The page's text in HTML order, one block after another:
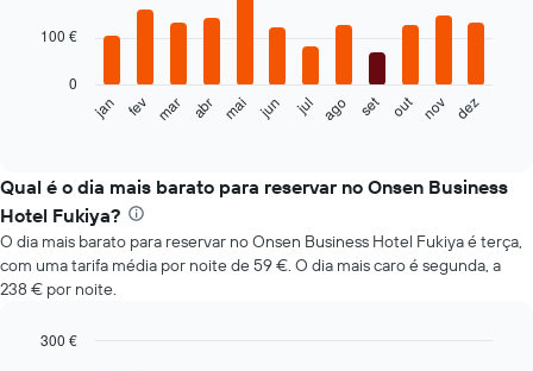
bars.
o
preço
médio
de
um
quarto
cada
jan fev mar abr mai jun jul ago set out nov dez
0
100 €
Qual é o dia mais barato para reservar no Onsen Business
Hotel Fukiya?
O dia mais barato para reservar no Onsen Business Hotel Fukiya é terça,
com uma tarifa média por noite de 59 €. O dia mais caro é segunda, a
238 € por noite.
300 €